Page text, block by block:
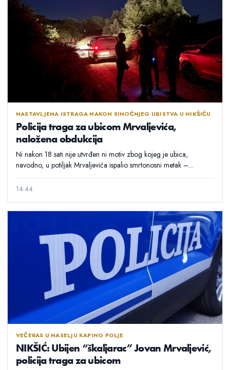
NASTAVLJENA ISTRAGA NAKON SINOĆNJEG UBISTVA U NIKŠIĆU
Policija traga za ubicom Mrvaljevića,
naložena obdukcija
Ni nakon 18 sati nije utvrđen ni motiv zbog kojeg je ubica,
navodno, u potiljak Mrvaljevića ispalio smrtonosni metak –...
14:44
VEČERAS U NASELJU KAPINO POLJE
NIKŠIĆ: Ubijen “škaljarac” Jovan Mrvaljević,
policija traga za ubicom